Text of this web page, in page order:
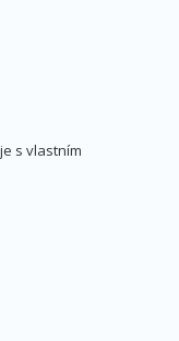
s vlastním